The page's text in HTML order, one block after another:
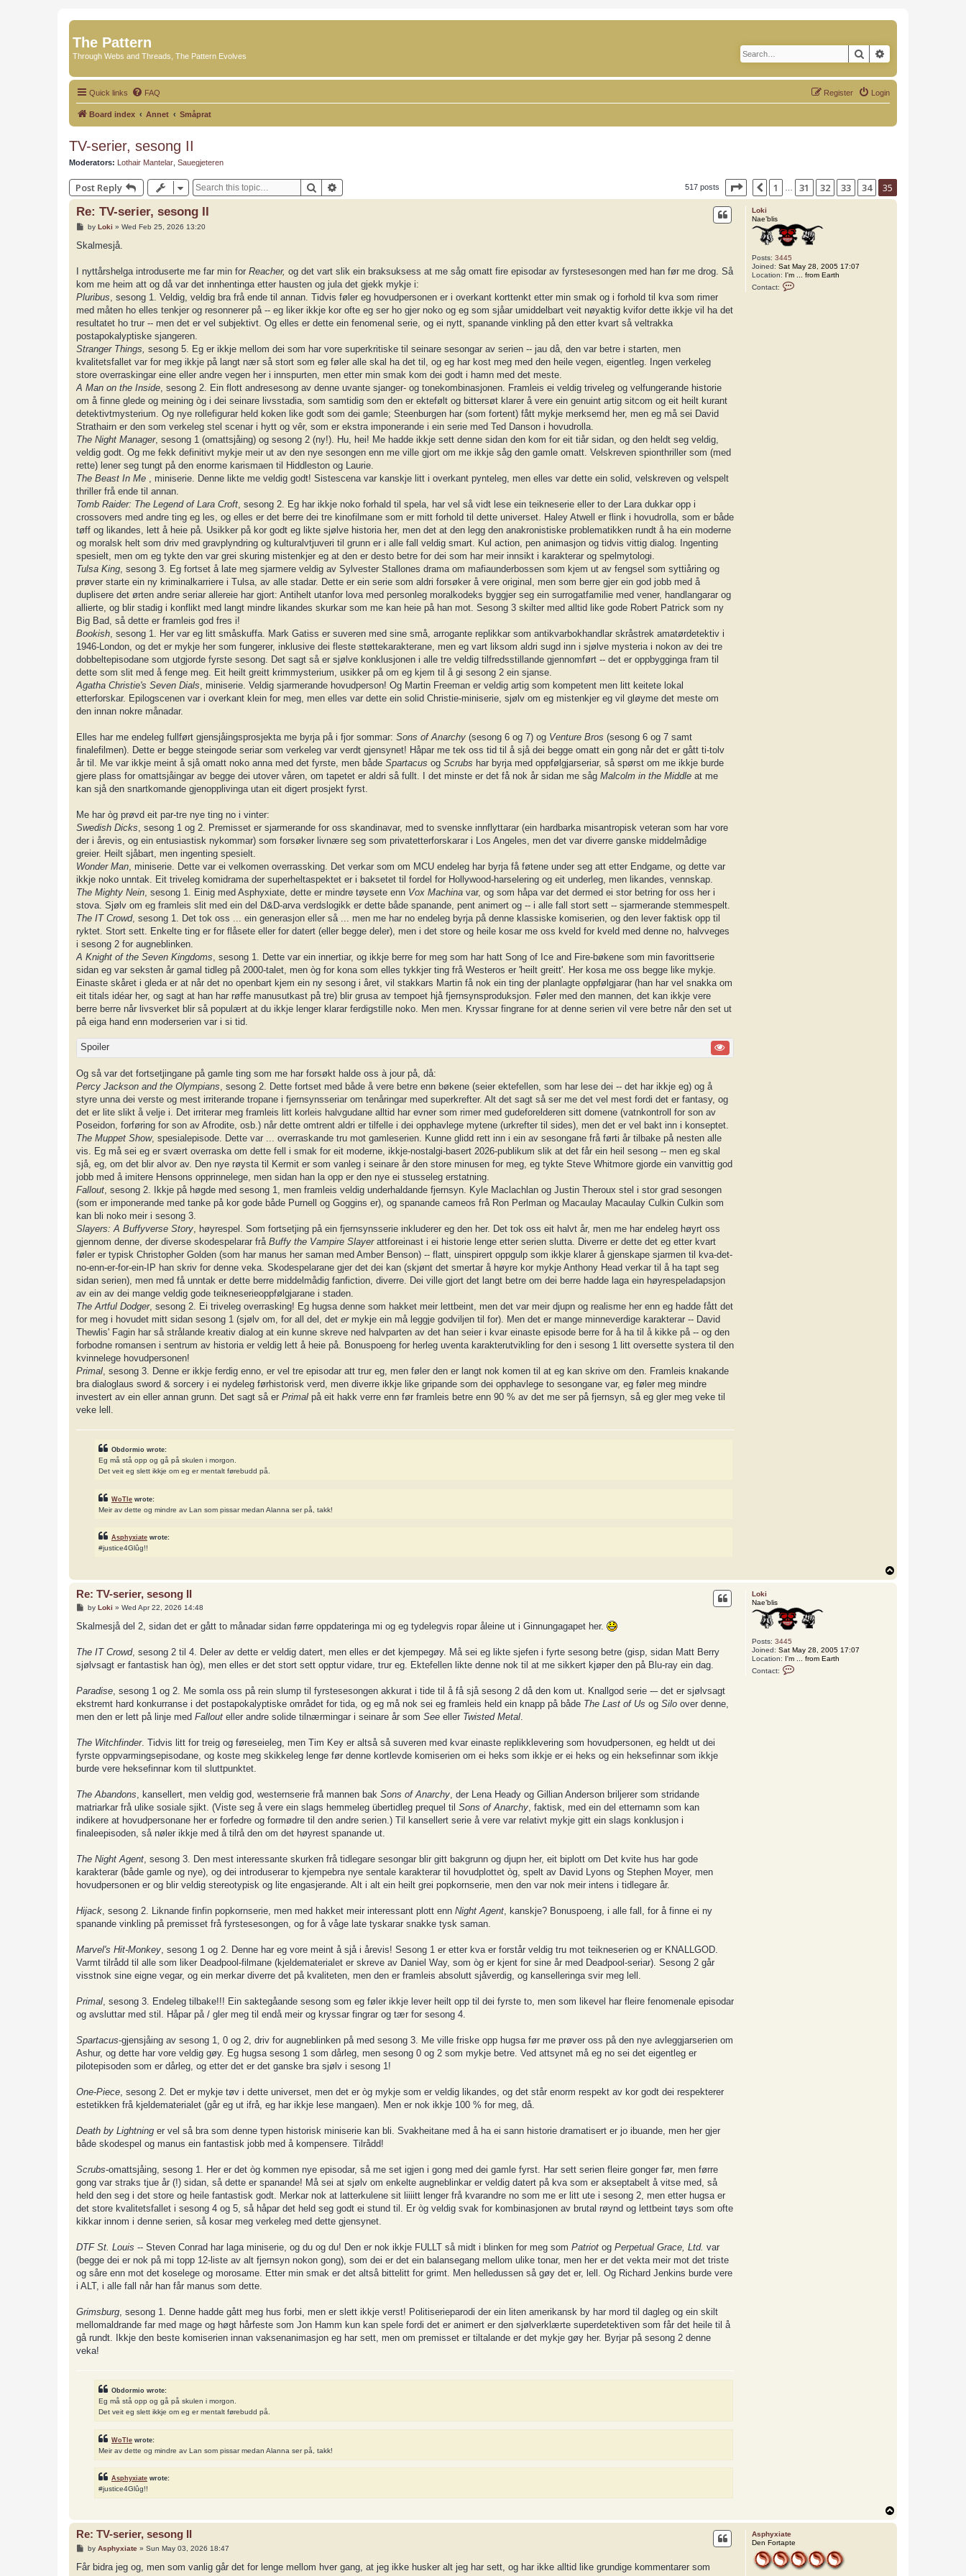
The Pattern
Through Webs and Threads, The Pattern Evolves Search
Quick links FAQ Login
Register
Board index Annet Småprat
TV-serier, sesong II
Moderators: Lothair Mantelar Sauegjeteren
Post Reply Search 517 posts Page 35 of 35
Previous
1 31 32 33 34 35
Loki
Nae’blis
Posts: 3445
Joined: Sat May 28, 2005 17:07
Location: I'm ... from Earth
Contact:
Re: TV-serier, sesong II
P
s
by Loki » Wed Feb 25, 2026 13:20
Skalmesjå.
I nyttårshelga introduserte me far min for Reacher, og det vart slik ein braksuksess at me såg omatt fire episodar av fyrstesesongen med han før me drog. Så
kom me heim att og då var det innhentinga etter hausten og jula det gjekk mykje i:
Pluribus, sesong 1. Veldig, veldig bra frå ende til annan. Tidvis føler eg hovudpersonen er i overkant korttenkt etter min smak og i forhold til kva som rimer
med måten ho elles tenkjer og resonnerer på -- eg liker ikkje kor ofte eg ser ho gjer noko og eg som sjåar umiddelbart veit nøyaktig kvifor dette ikkje vil ha det
resultatet ho trur -- men det er vel subjektivt. Og elles er dette ein fenomenal serie, og ei nytt, spanande vinkling på den etter kvart så veltrakka
postapokalyptiske sjangeren.
Stranger Things, sesong 5. Eg er ikkje mellom dei som har vore superkritiske til seinare sesongar av serien -- jau då, den var betre i starten, men
kvalitetsfallet var for meg ikkje på langt nær så stort som eg føler alle skal ha det til, og eg har kost meg med den heile vegen, eigentleg. Ingen verkeleg
store overraskingar eine eller andre vegen her i innspurten, men etter min smak kom dei godt i hamn med det meste.
A Man on the Inside, sesong 2. Ein flott andresesong av denne uvante sjanger- og tonekombinasjonen. Framleis ei veldig triveleg og velfungerande historie
om å finne glede og meining òg i dei seinare livsstadia, som samtidig som den er ektefølt og bittersøt klarer å vere ein genuint artig sitcom og eit heilt kurant
detektivtmysterium. Og nye rollefigurar held koken like godt som dei gamle; Steenburgen har (som fortent) fått mykje merksemd her, men eg må sei David
Strathairn er den som verkeleg stel scenar i hytt og vêr, som er ekstra imponerande i ein serie med Ted Danson i hovudrolla.
The Night Manager, sesong 1 (omattsjåing) og sesong 2 (ny!). Hu, hei! Me hadde ikkje sett denne sidan den kom for eit tiår sidan, og den heldt seg veldig,
veldig godt. Og me fekk definitivt mykje meir ut av den nye sesongen enn me ville gjort om me ikkje såg den gamle omatt. Velskreven spionthriller som (med
rette) lener seg tungt på den enorme karismaen til Hiddleston og Laurie.
The Beast In Me , miniserie. Denne likte me veldig godt! Sistescena var kanskje litt i overkant pynteleg, men elles var dette ein solid, velskreven og velspelt
thriller frå ende til annan.
Tomb Raider: The Legend of Lara Croft, sesong 2. Eg har ikkje noko forhald til spela, har vel så vidt lese ein teikneserie eller to der Lara dukkar opp i
crossovers med andre ting eg les, og elles er det berre dei tre kinofilmane som er mitt forhold til dette universet. Haley Atwell er flink i hovudrolla, som er både
tøff og likandes, lett å heie på. Usikker på kor godt eg likte sjølve historia her, men det at den legg den anakronistiske problematikken rundt å ha ein moderne
og moralsk helt som driv med gravplyndring og kulturalvtjuveri til grunn er i alle fall veldig smart. Kul action, pen animasjon og tidvis vittig dialog. Ingenting
spesielt, men om eg tykte den var grei skuring mistenkjer eg at den er desto betre for dei som har meir innsikt i karakterar og spelmytologi.
Tulsa King, sesong 3. Eg fortset å late meg sjarmere veldig av Sylvester Stallones drama om mafiaunderbossen som kjem ut av fengsel som syttiåring og
prøver starte ein ny kriminalkarriere i Tulsa, av alle stadar. Dette er ein serie som aldri forsøker å vere original, men som berre gjer ein god jobb med å
duplisere det ørten andre seriar allereie har gjort: Antihelt utanfor lova med personleg moralkodeks byggjer seg ein surrogatfamilie med vener, handlangarar og
allierte, og blir stadig i konflikt med langt mindre likandes skurkar som me kan heie på han mot. Sesong 3 skilter med alltid like gode Robert Patrick som ny
Big Bad, så dette er framleis god fres i!
Bookish, sesong 1. Her var eg litt småskuffa. Mark Gatiss er suveren med sine små, arrogante replikkar som antikvarbokhandlar skråstrek amatørdetektiv i
1946-London, og det er mykje her som fungerer, inklusive dei fleste støttekarakterane, men eg vart liksom aldri sugd inn i sjølve mysteria i nokon av dei tre
dobbeltepisodane som utgjorde fyrste sesong. Det sagt så er sjølve konklusjonen i alle tre veldig tilfredsstillande gjennomført -- det er oppbygginga fram til
dette som slit med å fenge meg. Eit heilt greitt krimmysterium, usikker på om eg kjem til å gi sesong 2 ein sjanse.
Agatha Christie's Seven Dials, miniserie. Veldig sjarmerande hovudperson! Og Martin Freeman er veldig artig som kompetent men litt keitete lokal
etterforskar. Epilogscenen var i overkant klein for meg, men elles var dette ein solid Christie-miniserie, sjølv om eg mistenkjer eg vil gløyme det meste om
den innan nokre månadar.
Elles har me endeleg fullført gjensjåingsprosjekta me byrja på i fjor sommar: Sons of Anarchy (sesong 6 og 7) og Venture Bros (sesong 6 og 7 samt
finalefilmen). Dette er begge steingode seriar som verkeleg var verdt gjensynet! Håpar me tek oss tid til å sjå dei begge omatt ein gong når det er gått ti-tolv
år til. Me var ikkje meint å sjå omatt noko anna med det fyrste, men både Spartacus og Scrubs har byrja med oppfølgjarseriar, så spørst om me ikkje burde
gjere plass for omattsjåingar av begge dei utover våren, om tapetet er aldri så fullt. I det minste er det få nok år sidan me såg Malcolm in the Middle at me
kan sjå den snartkomande gjenopplivinga utan eit digert prosjekt fyrst.
Me har òg prøvd eit par-tre nye ting no i vinter:
Swedish Dicks, sesong 1 og 2. Premisset er sjarmerande for oss skandinavar, med to svenske innflyttarar (ein hardbarka misantropisk veteran som har vore
der i årevis, og ein entusiastisk nykommar) som forsøker livnære seg som privatetterforskarar i Los Angeles, men det var diverre ganske middelmådige
greier. Heilt sjåbart, men ingenting spesielt.
Wonder Man, miniserie. Dette var ei velkomen overrassking. Det verkar som om MCU endeleg har byrja få føtene under seg att etter Endgame, og dette var
ikkje noko unntak. Eit triveleg komidrama der superheltaspektet er i baksetet til fordel for Hollywood-harselering og eit underleg, men likandes, vennskap.
The Mighty Nein, sesong 1. Einig med Asphyxiate, dette er mindre tøysete enn Vox Machina var, og som håpa var det dermed ei stor betring for oss her i
stova. Sjølv om eg framleis slit med ein del D&D-arva verdslogikk er dette både spanande, pent animert og -- i alle fall stort sett -- sjarmerande stemmespelt.
The IT Crowd, sesong 1. Det tok oss ... ein generasjon eller så ... men me har no endeleg byrja på denne klassiske komiserien, og den lever faktisk opp til
ryktet. Stort sett. Enkelte ting er for flåsete eller for datert (eller begge deler), men i det store og heile kosar me oss kveld for kveld med denne no, halvveges
i sesong 2 for augneblinken.
A Knight of the Seven Kingdoms, sesong 1. Dette var ein innertiar, og ikkje berre for meg som har hatt Song of Ice and Fire-bøkene som min favorittserie
sidan eg var seksten år gamal tidleg på 2000-talet, men òg for kona som elles tykkjer ting frå Westeros er 'heilt greitt'. Her kosa me oss begge like mykje.
Einaste skåret i gleda er at når det no openbart kjem ein ny sesong i året, vil stakkars Martin få nok ein ting der planlagte oppfølgjarar (han har vel snakka om
eit titals idéar her, og sagt at han har røffe manusutkast på tre) blir grusa av tempoet hjå fjernsynsproduksjon. Føler med den mannen, det kan ikkje vere
berre berre når livsverket blir så populært at du ikkje lenger klarar ferdigstille noko. Men men. Kryssar fingrane for at denne serien vil vere betre når den set ut
på eiga hand enn moderserien var i si tid.
Spoiler
Og så var det fortsetjingane på gamle ting som me har forsøkt halde oss à jour på, då:
Percy Jackson and the Olympians, sesong 2. Dette fortset med både å vere betre enn bøkene (seier ektefellen, som har lese dei -- det har ikkje eg) og å
styre unna dei verste og mest irriterande tropane i fjernsynsseriar om tenåringar med superkrefter. Alt det sagt så ser me det vel mest fordi det er fantasy, og
det er lite slikt å velje i. Det irriterar meg framleis litt korleis halvgudane alltid har evner som rimer med gudeforelderen sitt domene (vatnkontroll for son av
Poseidon, forføring for son av Afrodite, osb.) når dette omtrent aldri er tilfelle i dei opphavlege mytene (urkrefter til sides), men det er vel bakt inn i konseptet.
The Muppet Show, spesialepisode. Dette var ... overraskande tru mot gamleserien. Kunne glidd rett inn i ein av sesongane frå førti år tilbake på nesten alle
vis. Eg må sei eg er svært overraska om dette fell i smak for eit moderne, ikkje-nostalgi-basert 2026-publikum slik at det får ein heil sesong -- men eg skal
sjå, eg, om det blir alvor av. Den nye røysta til Kermit er som vanleg i seinare år den store minusen for meg, eg tykte Steve Whitmore gjorde ein vanvittig god
jobb med å imitere Hensons opprinnelege, men sidan han la opp er den nye ei stusseleg erstatning.
Fallout, sesong 2. Ikkje på høgde med sesong 1, men framleis veldig underhaldande fjernsyn. Kyle Maclachlan og Justin Theroux stel i stor grad sesongen
(som er imponerande med tanke på kor gode både Purnell og Goggins er), og spanande cameos frå Ron Perlman og Macaulay Macaulay Culkin Culkin som
kan bli noko meir i sesong 3.
Slayers: A Buffyverse Story, høyrespel. Som fortsetjing på ein fjernsynsserie inkluderer eg den her. Det tok oss eit halvt år, men me har endeleg høyrt oss
gjennom denne, der diverse skodespelarar frå Buffy the Vampire Slayerattforeinast i ei historie lenge etter serien slutta. Diverre er dette det eg etter kvart
føler er typisk Christopher Golden (som har manus her saman med Amber Benson) -- flatt, uinspirert oppgulp som ikkje klarer å gjenskape sjarmen til kva-det-
no-enn-er-for-ein-IP han skriv for denne veka. Skodespelarane gjer det dei kan (skjønt det smertar å høyre kor mykje Anthony Head verkar til å ha tapt seg
sidan serien), men med få unntak er dette berre middelmådig fanfiction, diverre. Dei ville gjort det langt betre om dei berre hadde laga ein høyrespeladapsjon
av ein av dei mange veldig gode teikneserieoppfølgjarane i staden.
The Artful Dodger, sesong 2. Ei triveleg overrasking! Eg hugsa denne som hakket meir lettbeint, men det var meir djupn og realisme her enn eg hadde fått det
for meg i hovudet mitt sidan sesong 1 (sjølv om, for all del, det er mykje ein må leggje godviljen til for). Men det er mange minneverdige karakterar -- David
Thewlis' Fagin har så strålande kreativ dialog at ein kunne skreve ned halvparten av det han seier i kvar einaste episode berre for å ha til å kikke på -- og den
forbodne romansen i sentrum av historia er veldig lett å heie på. Bonuspoeng for herleg uventa karakterutvikling for den i sesong 1 litt oversette systera til den
kvinnelege hovudpersonen!
Primal, sesong 3. Denne er ikkje ferdig enno, er vel tre episodar att trur eg, men føler den er langt nok komen til at eg kan skrive om den. Framleis knakande
bra dialoglaus sword & sorcery i ei nydeleg førhistorisk verd, men diverre ikkje like gripande som dei opphavlege to sesongane var, eg føler meg mindre
investert av ein eller annan grunn. Det sagt så er Primal på eit hakk verre enn før framleis betre enn 90 % av det me ser på fjernsyn, så eg gler meg veke til
veke lell.
Obdormio wrote:
Eg må stå opp og gå på skulen i morgon.
Det veit eg slett ikkje om eg er mentalt førebudd på.
WoTle wrote:
Meir av dette og mindre av Lan som pissar medan Alanna ser på, takk!
Asphyxiate wrote:
#justice4Glûg!!
o
Loki
Nae’blis
Posts: 3445
Joined: Sat May 28, 2005 17:07
Location: I'm ... from Earth
Contact:
Re: TV-serier, sesong II
P
s
by Loki » Wed Apr 22, 2026 14:48
Skalmesjå del 2, sidan det er gått to månadar sidan førre oppdateringa mi og eg tydelegvis ropar åleine ut i Ginnungagapet her.
The IT Crowd, sesong 2 til 4. Deler av dette er veldig datert, men elles er det kjempegøy. Må sei eg likte sjefen i fyrte sesong betre (gisp, sidan Matt Berry
sjølvsagt er fantastisk han òg), men elles er det stort sett opptur vidare, trur eg. Ektefellen likte denne nok til at me sikkert kjøper den på Blu-ray ein dag.
Paradise, sesong 1 og 2. Me somla oss på rein slump til fyrstesesongen akkurat i tide til å få sjå sesong 2 då den kom ut. Knallgod serie -– det er sjølvsagt
ekstremt hard konkurranse i det postapokalyptiske området for tida, og eg må nok sei eg framleis held ein knapp på både The Last of Us og Silo over denne,
men den er lett på linje med Fallout eller andre solide tilnærmingar i seinare år som See eller Twisted Metal.
The Witchfinder. Tidvis litt for treig og føreseieleg, men Tim Key er altså så suveren med kvar einaste replikklevering som hovudpersonen, eg heldt ut dei
fyrste oppvarmingsepisodane, og koste meg skikkeleg lenge før denne kortlevde komiserien om ei heks som ikkje er ei heks og ein heksefinnar som ikkje
burde vere heksefinnar kom til sluttpunktet.
The Abandons, kansellert, men veldig god, westernserie frå mannen bak Sons of Anarchy, der Lena Heady og Gillian Anderson briljerer som stridande
matriarkar frå ulike sosiale sjikt. (Viste seg å vere ein slags hemmeleg übertidleg prequel til Sons of Anarchy, faktisk, med ein del etternamn som kan
indikere at hovudpersonane her er forfedre og formødre til den andre serien.) Til kansellert serie å vere var relativt mykje gitt ein slags konklusjon i
finaleepisoden, så nøler ikkje med å tilrå den om det høyrest spanande ut.
The Night Agent, sesong 3. Den mest interessante skurken frå tidlegare sesongar blir gitt bakgrunn og djupn her, eit biplott om Det kvite hus har gode
karakterar (både gamle og nye), og dei introduserar to kjempebra nye sentale karakterar til hovudplottet òg, spelt av David Lyons og Stephen Moyer, men
hovudpersonen er og blir veldig stereotypisk og lite engasjerande. Alt i alt ein heilt grei popkornserie, men den var nok meir intens i tidlegare år.
Hijack, sesong 2. Liknande finfin popkornserie, men med hakket meir interessant plott enn Night Agent, kanskje? Bonuspoeng, i alle fall, for å finne ei ny
spanande vinkling på premisset frå fyrstesesongen, og for å våge late tyskarar snakke tysk saman.
Marvel's Hit-Monkey, sesong 1 og 2. Denne har eg vore meint å sjå i årevis! Sesong 1 er etter kva er forstår veldig tru mot teikneserien og er KNALLGOD.
Varmt tilrådd til alle som liker Deadpool-filmane (kjeldematerialet er skreve av Daniel Way, som òg er kjent for sine år med Deadpool-seriar). Sesong 2 går
visstnok sine eigne vegar, og ein merkar diverre det på kvaliteten, men den er framleis absolutt sjåverdig, og kanselleringa svir meg lell.
Primal, sesong 3. Endeleg tilbake!!! Ein saktegåande sesong som eg føler ikkje lever heilt opp til dei fyrste to, men som likevel har fleire fenomenale episodar
og avsluttar med stil. Håpar på / gler meg til endå meir og kryssar fingrar og tær for sesong 4.
Spartacus-gjensjåing av sesong 1, 0 og 2, driv for augneblinken på med sesong 3. Me ville friske opp hugsa før me prøver oss på den nye avleggjarserien om
Ashur, og dette har vore veldig gøy. Eg hugsa sesong 1 som dårleg, men sesong 0 og 2 som mykje betre. Ved attsynet må eg no sei det eigentleg er
pilotepisoden som er dårleg, og etter det er det ganske bra sjølv i sesong 1!
One-Piece, sesong 2. Det er mykje tøv i dette universet, men det er òg mykje som er veldig likandes, og det står enorm respekt av kor godt dei respekterer
estetikken frå kjeldematerialet (går eg ut ifrå, eg har ikkje lese mangaen). Men er nok ikkje 100 % for meg, då.
Death by Lightning er vel så bra som denne typen historisk miniserie kan bli. Svakheitane med å ha ei sann historie dramatisert er jo ibuande, men her gjer
både skodespel og manus ein fantastisk jobb med å kompensere. Tilrådd!
Scrubs-omattsjåing, sesong 1. Her er det òg kommen nye episodar, så me set igjen i gong med dei gamle fyrst. Har sett serien fleire gonger før, men førre
gong var straks tjue år (!) sidan, så dette er spanande! Må sei at sjølv om enkelte augneblinkar er veldig datert på kva som er akseptabelt å vitse med, så
held den seg i det store og heile fantastisk godt. Merkar nok at latterkulene sit liiiitt lenger frå kvarandre no som me er litt ute i sesong 2, men etter hugsa er
det store kvalitetsfallet i sesong 4 og 5, så håpar det held seg godt ei stund til. Er òg veldig svak for kombinasjonen av brutal røynd og lettbeint tøys som ofte
kikkar innom i denne serien, så kosar meg verkeleg med dette gjensynet.
DTF St. Louis -- Steven Conrad har laga miniserie, og du og du! Den er nok ikkje FULLT så midt i blinken for meg som Patriot og Perpetual Grace, Ltd. var
(begge dei er nok på mi topp 12-liste av alt fjernsyn nokon gong), som dei er det ein balansegang mellom ulike tonar, men her er det vekta meir mot det triste
og såre enn mot det koselege og morosame. Etter min smak er det altså bittelitt for grimt. Men helledussen så gøy det er, lell. Og Richard Jenkins burde vere
i ALT, i alle fall når han får manus som dette.
Grimsburg, sesong 1. Denne hadde gått meg hus forbi, men er slett ikkje verst! Politiserieparodi der ein liten amerikansk by har mord til dagleg og ein skilt
mellomaldrande far med mage og høgt hårfeste som Jon Hamm kun kan spele fordi det er animert er den sjølverklærte superdetektiven som får det heile til å
gå rundt. Ikkje den beste komiserien innan vaksenanimasjon eg har sett, men om premisset er tiltalande er det mykje gøy her. Byrjar på sesong 2 denne
veka!
Obdormio wrote:
Eg må stå opp og gå på skulen i morgon.
Det veit eg slett ikkje om eg er mentalt førebudd på.
WoTle wrote:
Meir av dette og mindre av Lan som pissar medan Alanna ser på, takk!
Asphyxiate wrote:
#justice4Glûg!!
Asphyxiate
Den Fortapte
Re: TV-serier, sesong II
P
s
by Asphyxiate» Sun May 03, 2026 18:47
Får bidra jeg og, men som vanlig går det for lenge mellom hver gang, at jeg ikke husker alt jeg har sett, og har ikke alltid like grundige kommentarer som